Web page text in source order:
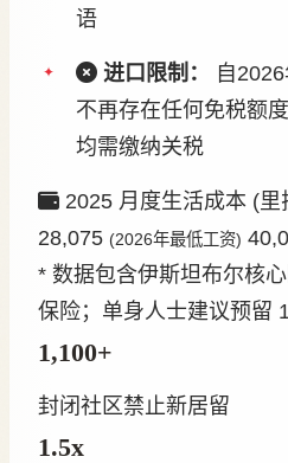
语
进口限制：
自
不再存在任何免税额
均需缴纳关税
2025 月度生活成本 (里
28,075 (2026年最低工资)
* 数据包含伊斯坦布尔核
保险；单身人士建议预留
1,100+
封闭社区禁止新居留
1.5x